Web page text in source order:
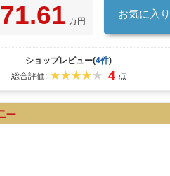
71.61 万円
お気に入
ショップレビュー(4件)
総合評価:
4 点